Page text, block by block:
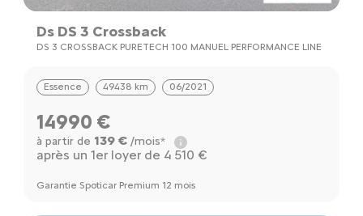
Ds DS 3 Crossback
DS 3 CROSSBACK PURETECH 100 MANUEL PERFORMANCE LINE
Essence 49438 km 06/2021
14990 €
à partir de 139 €/mois*
après un 1er loyer de 4 510 €
Garantie Spoticar Premium 12 mois